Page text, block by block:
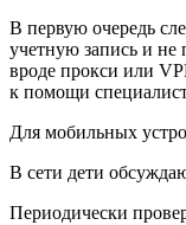
В первую очередь
учетную запись и не
вроде прокси или
к помощи
Для мобильных
В сети дети
Периодически